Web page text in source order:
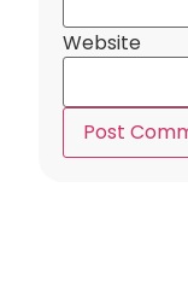
Website